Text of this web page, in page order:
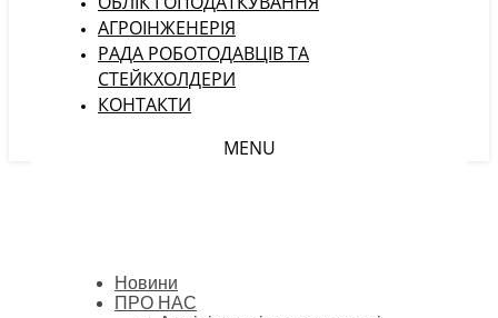
АГРОІНЖЕНЕРІЯ
РАДА РОБОТОДАВЦІВ ТА
СТЕЙКХОЛДЕРИ
КОНТАКТИ
MENU
Новини
ПРО НАС